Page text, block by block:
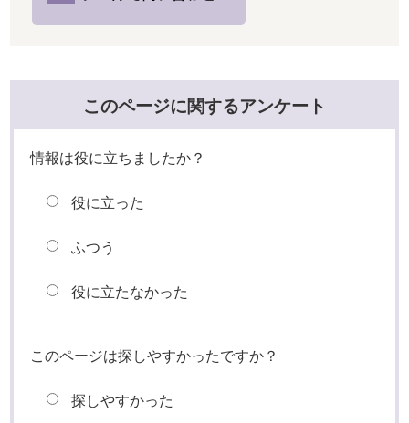
このページに関するアンケート
情報は役に立ちましたか？
役に立った
ふつう
役に立たなかった
このページは探しやすかったですか？
探しやすかった